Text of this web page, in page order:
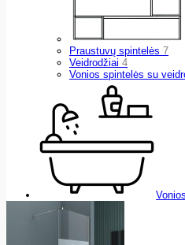
Praustuvų spintelės 7
Veidrodžiai 4
Vonios spintelės su